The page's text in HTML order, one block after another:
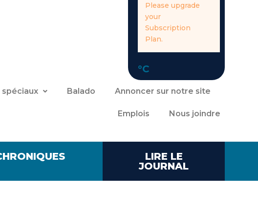
Please upgrade
your
Subscription
Plan.
°C
spéciaux Balado Annoncer sur notre site
Emplois Nous joindre
LIRE LE
JOURNAL